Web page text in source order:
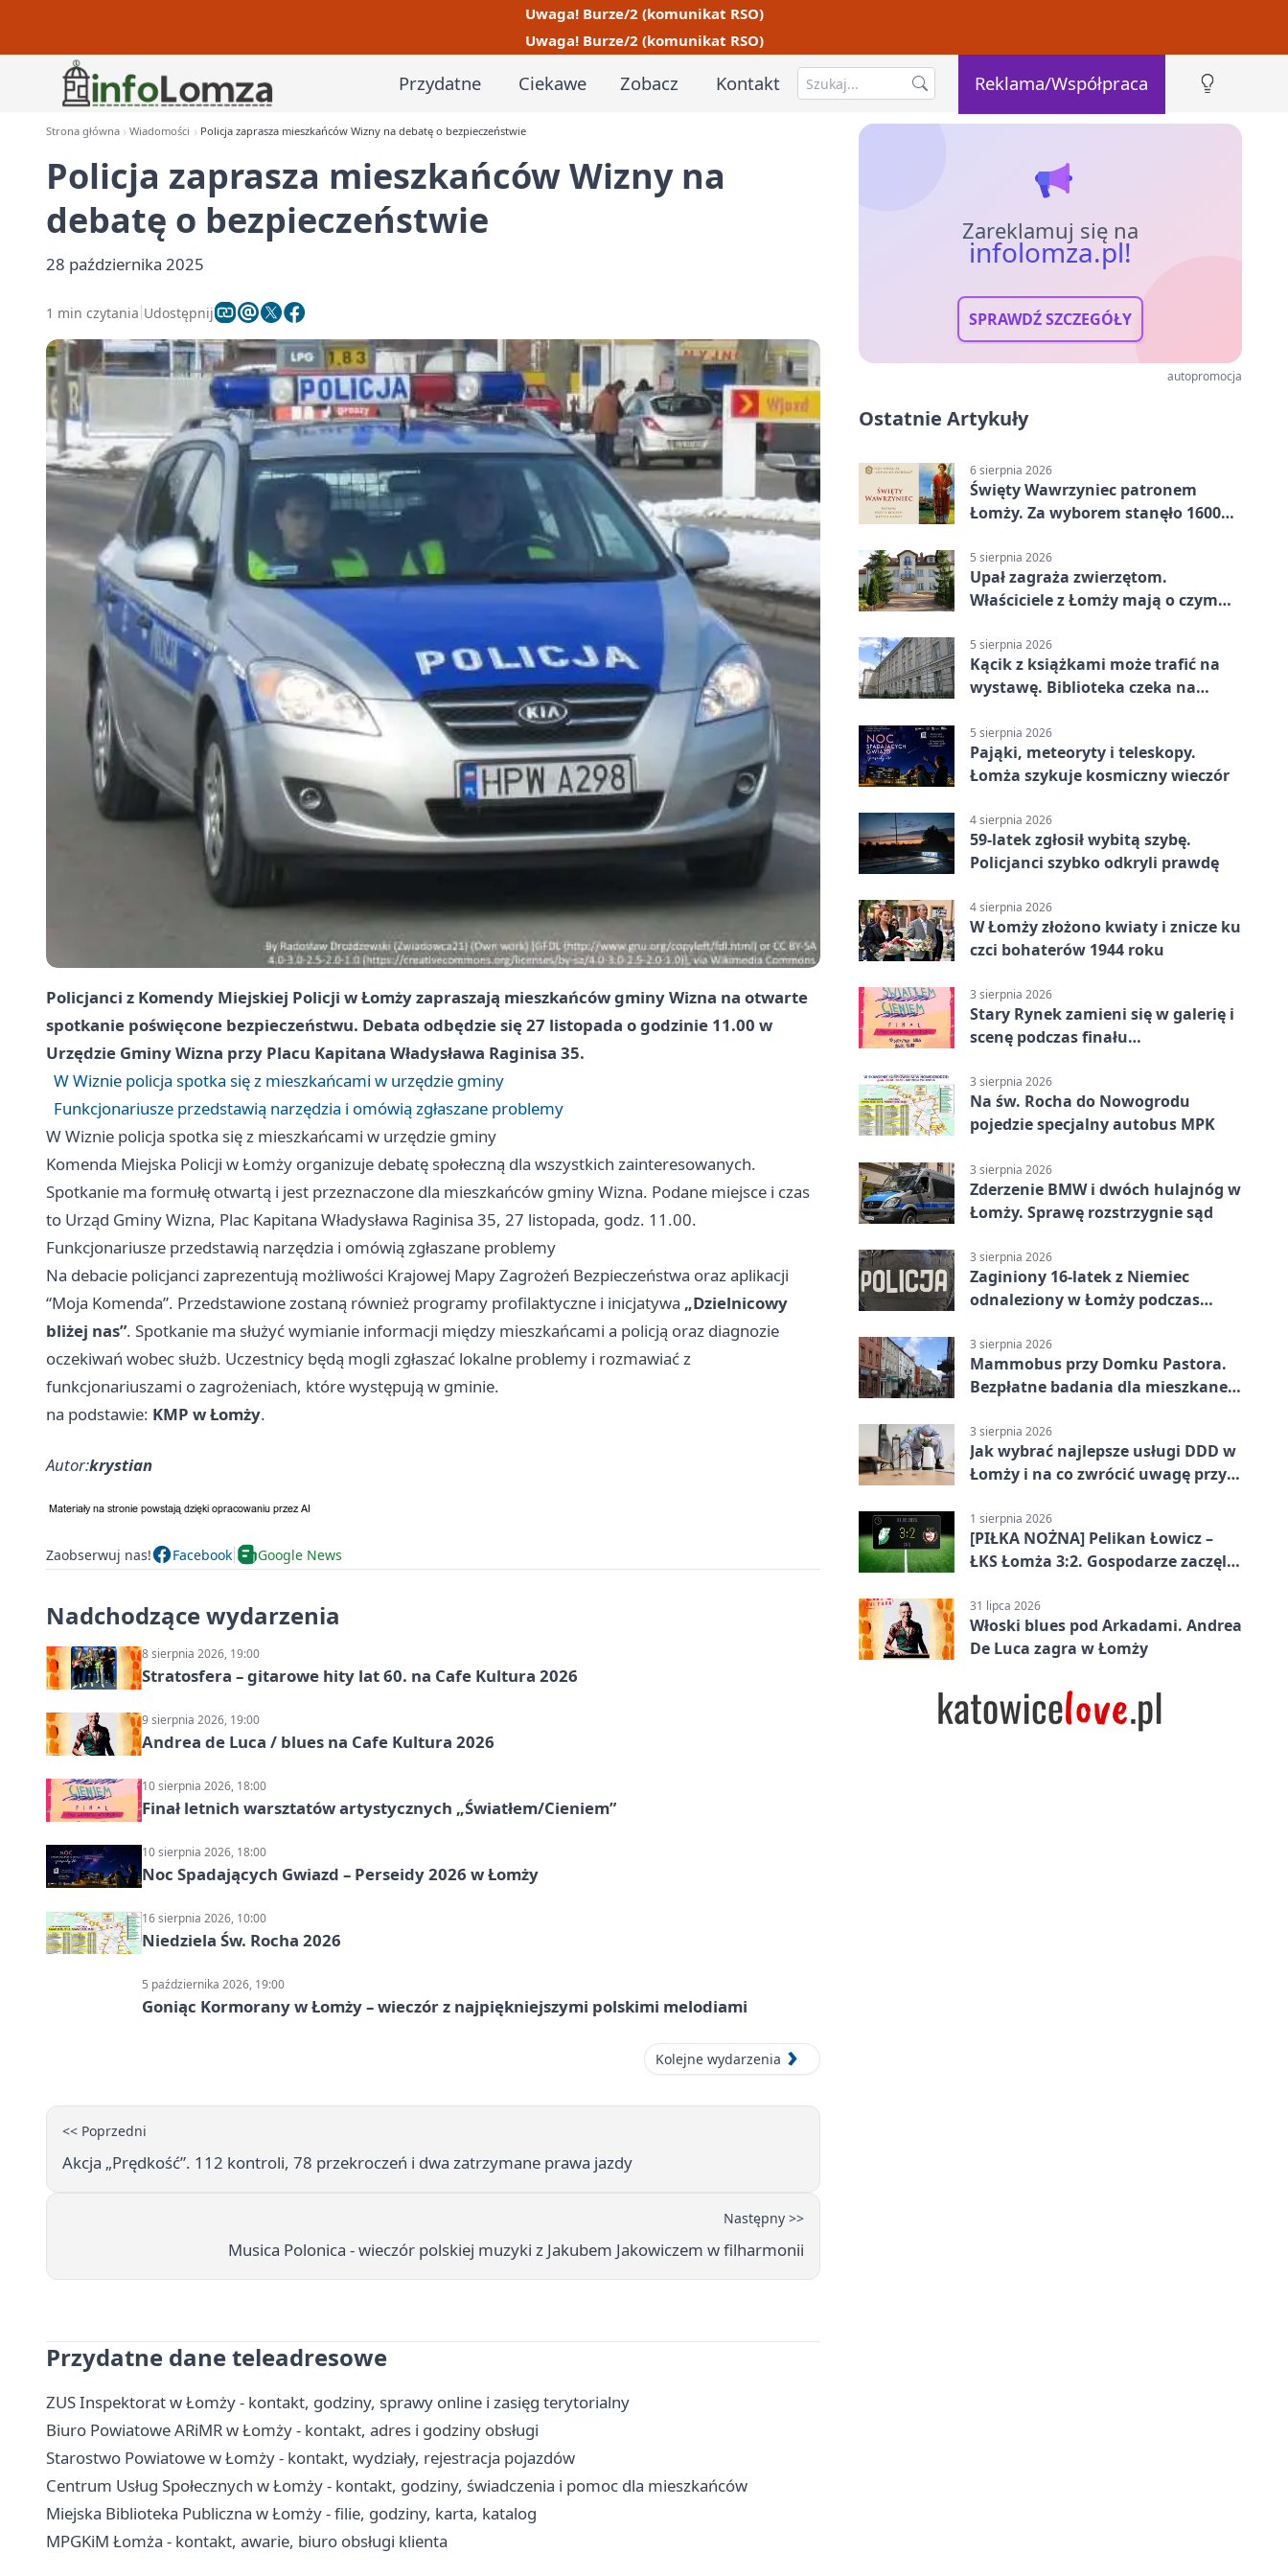
Uwaga! Burze/2 (komunikat RSO)
Uwaga! Burze/2 (komunikat RSO)
Przydatne Ciekawe Zobacz Kontakt Reklama/Współpraca
Strona główna Wiadomości Policja zaprasza mieszkańców Wizny na debatę o bezpieczeństwie
Policja zaprasza mieszkańców Wizny na
debatę o bezpieczeństwie
28 października 2025
1 min czytania Udostępnij
Policjanci z Komendy Miejskiej Policji w Łomży zapraszają mieszkańców gminy Wizna na otwarte
spotkanie poświęcone bezpieczeństwu. Debata odbędzie się 27 listopada o godzinie 11.00 w
Urzędzie Gminy Wizna przy Placu Kapitana Władysława Raginisa 35.
W Wiznie policja spotka się z mieszkańcami w urzędzie gminy
Funkcjonariusze przedstawią narzędzia i omówią zgłaszane problemy
W Wiznie policja spotka się z mieszkańcami w urzędzie gminy
Komenda Miejska Policji w Łomży organizuje debatę społeczną dla wszystkich zainteresowanych.
Spotkanie ma formułę otwartą i jest przeznaczone dla mieszkańców gminy Wizna. Podane miejsce i czas
to Urząd Gminy Wizna, Plac Kapitana Władysława Raginisa 35, 27 listopada, godz. 11.00.
Funkcjonariusze przedstawią narzędzia i omówią zgłaszane problemy
Na debacie policjanci zaprezentują możliwości Krajowej Mapy Zagrożeń Bezpieczeństwa oraz aplikacji
“Moja Komenda”. Przedstawione zostaną również programy profilaktyczne i inicjatywa „Dzielnicowy
bliżej nas”. Spotkanie ma służyć wymianie informacji między mieszkańcami a policją oraz diagnozie
oczekiwań wobec służb. Uczestnicy będą mogli zgłaszać lokalne problemy i rozmawiać z
funkcjonariuszami o zagrożeniach, które występują w gminie.
na podstawie: KMP w Łomży.
Autor:krystian
Zaobserwuj nas! Facebook Google News
Nadchodzące wydarzenia
8 sierpnia 2026, 19:00
Stratosfera – gitarowe hity lat 60. na Cafe Kultura 2026
9 sierpnia 2026, 19:00
Andrea de Luca / blues na Cafe Kultura 2026
10 sierpnia 2026, 18:00
Finał letnich warsztatów artystycznych „Światłem/Cieniem”
10 sierpnia 2026, 18:00
Noc Spadających Gwiazd – Perseidy 2026 w Łomży
16 sierpnia 2026, 10:00
Niedziela Św. Rocha 2026
5 października 2026, 19:00
Goniąc Kormorany w Łomży – wieczór z najpiękniejszymi polskimi melodiami
Kolejne wydarzenia
<< Poprzedni
Akcja „Prędkość”. 112 kontroli, 78 przekroczeń i dwa zatrzymane prawa jazdy
Następny >>
Musica Polonica - wieczór polskiej muzyki z Jakubem Jakowiczem w filharmonii
Przydatne dane teleadresowe
ZUS Inspektorat w Łomży - kontakt, godziny, sprawy online i zasięg terytorialny
Biuro Powiatowe ARiMR w Łomży - kontakt, adres i godziny obsługi
Starostwo Powiatowe w Łomży - kontakt, wydziały, rejestracja pojazdów
Centrum Usług Społecznych w Łomży - kontakt, godziny, świadczenia i pomoc dla mieszkańców
Miejska Biblioteka Publiczna w Łomży - filie, godziny, karta, katalog
MPGKiM Łomża - kontakt, awarie, biuro obsługi klienta
Zareklamuj się na
infolomza.pl!
SPRAWDŹ SZCZEGÓŁY
autopromocja
Ostatnie Artykuły
6 sierpnia 2026
Święty Wawrzyniec patronem
Łomży. Za wyborem stanęło 1600
5 sierpnia 2026
Upał zagraża zwierzętom.
Właściciele z Łomży mają o czym
5 sierpnia 2026
Kącik z książkami może trafić na
wystawę. Biblioteka czeka na
5 sierpnia 2026
Pająki, meteoryty i teleskopy.
Łomża szykuje kosmiczny wieczór
4 sierpnia 2026
59-latek zgłosił wybitą szybę.
Policjanci szybko odkryli prawdę
4 sierpnia 2026
W Łomży złożono kwiaty i znicze ku
czci bohaterów 1944 roku
3 sierpnia 2026
Stary Rynek zamieni się w galerię i
scenę podczas finału
3 sierpnia 2026
Na św. Rocha do Nowogrodu
pojedzie specjalny autobus MPK
3 sierpnia 2026
Zderzenie BMW i dwóch hulajnóg w
Łomży. Sprawę rozstrzygnie sąd
3 sierpnia 2026
Zaginiony 16-latek z Niemiec
odnaleziony w Łomży podczas
3 sierpnia 2026
Mammobus przy Domku Pastora.
Bezpłatne badania dla mieszkanek
3 sierpnia 2026
Jak wybrać najlepsze usługi DDD w
Łomży i na co zwrócić uwagę przy
1 sierpnia 2026
[PIŁKA NOŻNA] Pelikan Łowicz –
ŁKS Łomża 3:2. Gospodarze zaczęli
Liga Grupa 1 (Grupa I)
31 lipca 2026
Włoski blues pod Arkadami. Andrea
De Luca zagra w Łomży